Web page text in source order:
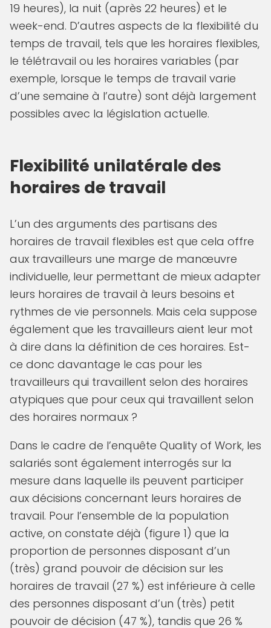
19 heures), la nuit (après 22 heures) et le
week-end. D’autres aspects de la flexibilité du
temps de travail, tels que les horaires flexibles,
le télétravail ou les horaires variables (par
exemple, lorsque le temps de travail varie
d’une semaine à l’autre) sont déjà largement
possibles avec la législation actuelle.
Flexibilité unilatérale des
horaires de travail
L’un des arguments des partisans des
horaires de travail flexibles est que cela offre
aux travailleurs une marge de manœuvre
individuelle, leur permettant de mieux adapter
leurs horaires de travail à leurs besoins et
rythmes de vie personnels. Mais cela suppose
également que les travailleurs aient leur mot
à dire dans la définition de ces horaires. Est-
ce donc davantage le cas pour les
travailleurs qui travaillent selon des horaires
atypiques que pour ceux qui travaillent selon
des horaires normaux ?
Dans le cadre de l’enquête Quality of Work, les
salariés sont également interrogés sur la
mesure dans laquelle ils peuvent participer
aux décisions concernant leurs horaires de
travail. Pour l’ensemble de la population
active, on constate déjà (figure 1) que la
proportion de personnes disposant d’un
(très) grand pouvoir de décision sur les
horaires de travail (27 %) est inférieure à celle
des personnes disposant d’un (très) petit
pouvoir de décision (47 %), tandis que 26 %